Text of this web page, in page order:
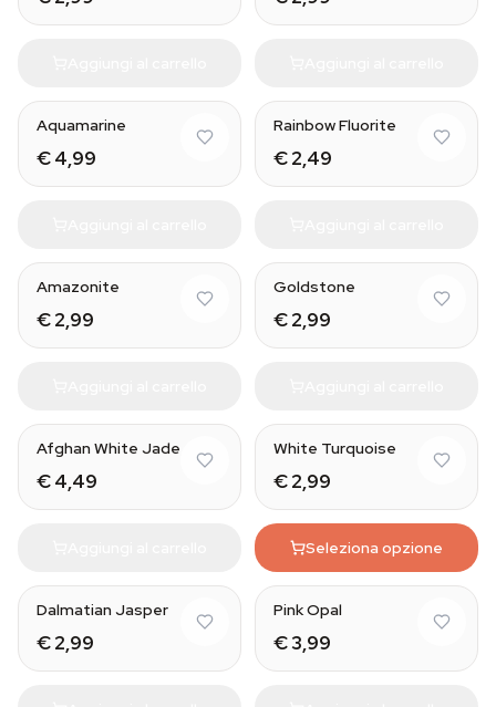
Aquamarine
€ 4,99
Rainbow Fluorite
€ 2,49
Amazonite
€ 2,99
Goldstone
€ 2,99
Afghan White Jade
€ 4,49
White Turquoise
€ 2,99
Seleziona opzione
Dalmatian Jasper
€ 2,99
Pink Opal
€ 3,99